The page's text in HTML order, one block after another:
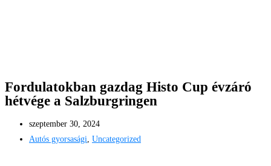
Fordulatokban gazdag Histo Cup évzáró
hétvége a Salzburgringen
szeptember 30, 2024
Autós gyorsasági, Uncategorized